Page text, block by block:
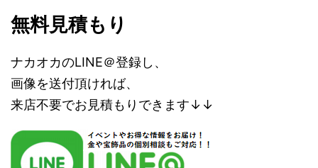
無料見積もり
ナカオカのLINE＠登録し、
画像を送付頂ければ、
来店不要でお見積もりできます↓↓